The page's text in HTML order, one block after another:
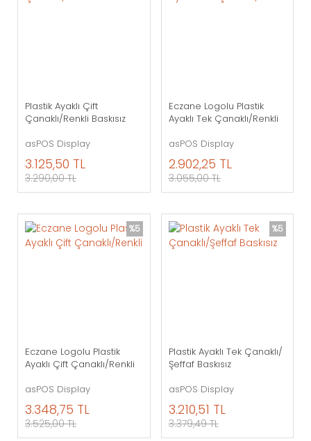
Plastik Ayaklı Çift
Çanaklı/Renkli Baskısız
asPOS Display
3.125,50 TL
3.290,00 TL
Eczane Logolu Plastik
Ayaklı Tek Çanaklı/Renkli
asPOS Display
2.902,25 TL
3.055,00 TL
%5
Eczane Logolu Plastik
Ayaklı Çift Çanaklı/Renkli
asPOS Display
3.348,75 TL
3.525,00 TL
%5
Plastik Ayaklı Tek Çanaklı/
Şeffaf Baskısız
asPOS Display
3.210,51 TL
3.379,49 TL